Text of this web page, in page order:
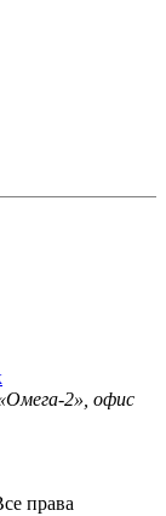
2», офис
права